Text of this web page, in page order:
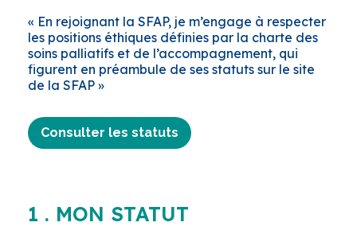
« En rejoignant la SFAP, je m’engage à respecter
les positions éthiques définies par la charte des
soins palliatifs et de l’accompagnement, qui
figurent en préambule de ses statuts sur le site
de la SFAP »
Consulter les statuts
1 . MON STATUT